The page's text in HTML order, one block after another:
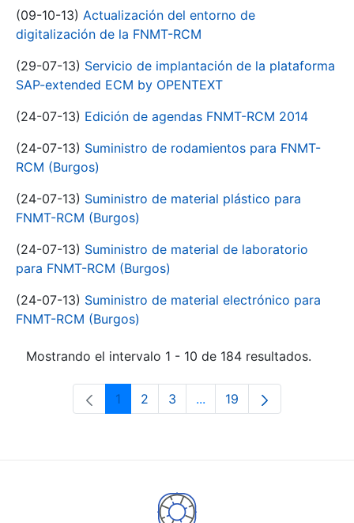
(09-10-13) Actualización del entorno de
digitalización de la FNMT-RCM
(29-07-13) Servicio de implantación de la plataforma
SAP-extended ECM by OPENTEXT
(24-07-13) Edición de agendas FNMT-RCM 2014
(24-07-13) Suministro de rodamientos para FNMT-
RCM (Burgos)
(24-07-13) Suministro de material plástico para
FNMT-RCM (Burgos)
(24-07-13) Suministro de material de laboratorio
para FNMT-RCM (Burgos)
(24-07-13) Suministro de material electrónico para
FNMT-RCM (Burgos)
Mostrando el intervalo 1 - 10 de 184 resultados.
Página
1 Página
2 Página
3 ...Páginas intermedias Use
Página
19